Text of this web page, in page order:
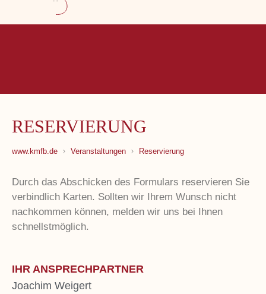
RESERVIERUNG
www.kmfb.de Veranstaltungen Reservierung
Durch das Abschicken des Formulars reservieren Sie
verbindlich Karten. Sollten wir Ihrem Wunsch nicht
nachkommen können, melden wir uns bei Ihnen
schnellstmöglich.
IHR ANSPRECHPARTNER
Joachim Weigert